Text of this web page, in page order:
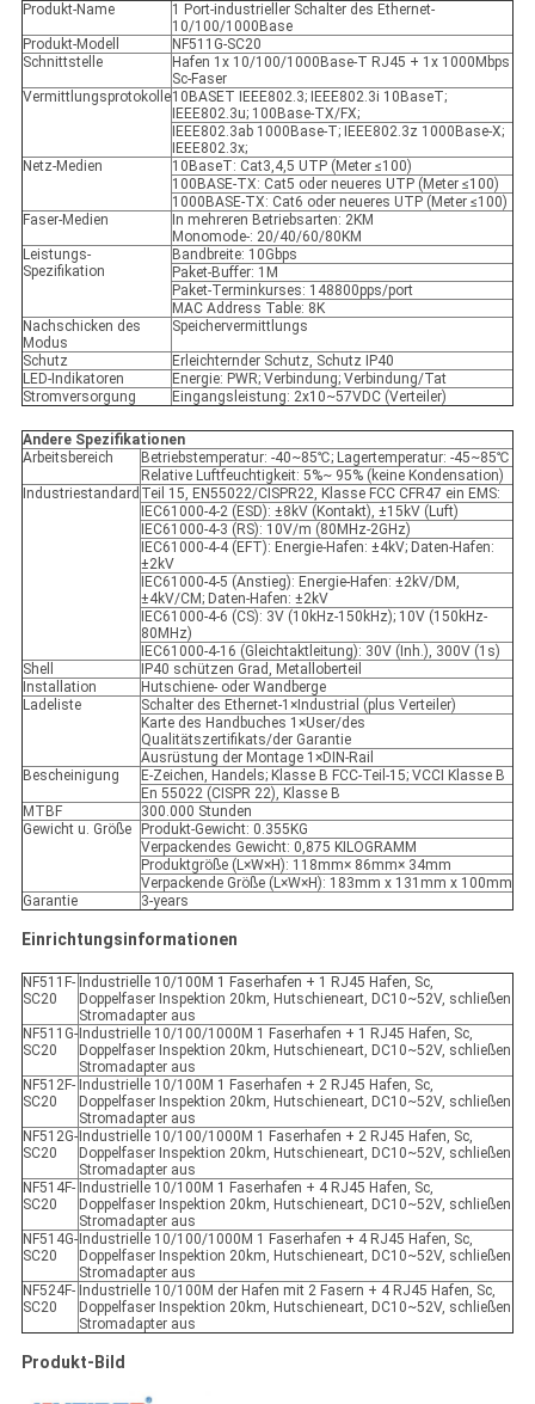
Produkt-Name
1 Port-industrieller Schalter des Ethernet-
10/100/1000Base
Produkt-Modell
NF511G-SC20
Schnittstelle
Hafen 1x 10/100/1000Base-T RJ45 + 1x 1000Mbps
Sc-Faser
Vermittlungsprotokolle10BASET IEEE802.3; IEEE802.3i 10BaseT;
IEEE802.3u; 100Base-TX/FX;
IEEE802.3ab 1000Base-T; IEEE802.3z 1000Base-X;
IEEE802.3x;
Netz-Medien
10BaseT: Cat3,4,5 UTP (Meter ≤100)
100BASE-TX: Cat5 oder neueres UTP (Meter ≤100)
1000BASE-TX: Cat6 oder neueres UTP (Meter ≤100)
Faser-Medien
In mehreren Betriebsarten: 2KM
Monomode-: 20/40/60/80KM
Leistungs-
Spezifikation
Bandbreite: 10Gbps
Paket-Buffer: 1M
Paket-Terminkurses: 148800pps/port
MAC Address Table: 8K
Nachschicken des
Modus
Speichervermittlungs
Schutz
Erleichternder Schutz, Schutz IP40
LED-Indikatoren
Energie: PWR; Verbindung; Verbindung/Tat
Stromversorgung
Eingangsleistung: 2x10~57VDC (Verteiler)
Andere Spezifikationen
Arbeitsbereich
Betriebstemperatur: -40~85℃; Lagertemperatur: -45~85℃
Relative Luftfeuchtigkeit: 5%~ 95% (keine Kondensation)
Industriestandard Teil 15, EN55022/CISPR22, Klasse FCC CFR47 ein EMS:
IEC61000-4-2 (ESD): ±8kV (Kontakt), ±15kV (Luft)
IEC61000-4-3 (RS): 10V/m (80MHz-2GHz)
IEC61000-4-4 (EFT): Energie-Hafen: ±4kV; Daten-Hafen:
±2kV
IEC61000-4-5 (Anstieg): Energie-Hafen: ±2kV/DM,
±4kV/CM; Daten-Hafen: ±2kV
IEC61000-4-6 (CS): 3V (10kHz-150kHz); 10V (150kHz-
80MHz)
IEC61000-4-16 (Gleichtaktleitung): 30V (Inh.), 300V (1s)
Shell
IP40 schützen Grad, Metalloberteil
Installation
Hutschiene- oder Wandberge
Ladeliste
Schalter des Ethernet-1×Industrial (plus Verteiler)
Karte des Handbuches 1×User/des
Qualitätszertifikats/der Garantie
Ausrüstung der Montage 1×DIN-Rail
Bescheinigung
E-Zeichen, Handels; Klasse B FCC-Teil-15; VCCI Klasse B
En 55022 (CISPR 22), Klasse B
MTBF
300.000 Stunden
Gewicht u. Größe
Produkt-Gewicht: 0.355KG
Verpackendes Gewicht: 0,875 KILOGRAMM
Produktgröße (L×W×H): 118mm× 86mm× 34mm
Verpackende Größe (L×W×H): 183mm x 131mm x 100mm
Garantie
3-years
Einrichtungsinformationen
NF511F-
SC20
Industrielle 10/100M 1 Faserhafen + 1 RJ45 Hafen, Sc,
Doppelfaser Inspektion 20km, Hutschieneart, DC10~52V, schließen
Stromadapter aus
NF511G-
SC20
Industrielle 10/100/1000M 1 Faserhafen + 1 RJ45 Hafen, Sc,
Doppelfaser Inspektion 20km, Hutschieneart, DC10~52V, schließen
Stromadapter aus
NF512F-
SC20
Industrielle 10/100M 1 Faserhafen + 2 RJ45 Hafen, Sc,
Doppelfaser Inspektion 20km, Hutschieneart, DC10~52V, schließen
Stromadapter aus
NF512G-
SC20
Industrielle 10/100/1000M 1 Faserhafen + 2 RJ45 Hafen, Sc,
Doppelfaser Inspektion 20km, Hutschieneart, DC10~52V, schließen
Stromadapter aus
NF514F-
SC20
Industrielle 10/100M 1 Faserhafen + 4 RJ45 Hafen, Sc,
Doppelfaser Inspektion 20km, Hutschieneart, DC10~52V, schließen
Stromadapter aus
NF514G-
SC20
Industrielle 10/100/1000M 1 Faserhafen + 4 RJ45 Hafen, Sc,
Doppelfaser Inspektion 20km, Hutschieneart, DC10~52V, schließen
Stromadapter aus
NF524F-
SC20
Industrielle 10/100M der Hafen mit 2 Fasern + 4 RJ45 Hafen, Sc,
Doppelfaser Inspektion 20km, Hutschieneart, DC10~52V, schließen
Stromadapter aus
Produkt-Bild